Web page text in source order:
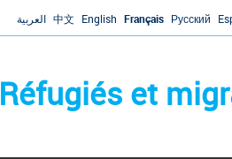
العربية 中文 English Français Русский
Réfugiés et